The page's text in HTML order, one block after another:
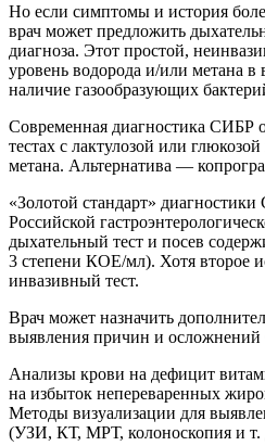
Но если симптомы и история
врач может предложить
диагноза. Этот простой,
уровень водорода и/или метана
наличие газообразующих
Современная диагностика СИБР
тестах с лактулозой или
метана. Альтернатива —
«Золотой стандарт»
Российской
дыхательный тест и посев
3 степени КОЕ/мл). Хотя второе
инвазивный тест.
Врач может назначить
выявления причин и
Анализы крови на дефицит
на избыток непереваренных
Методы визуализации для
(УЗИ, КТ, МРТ, колоноскопия и т.